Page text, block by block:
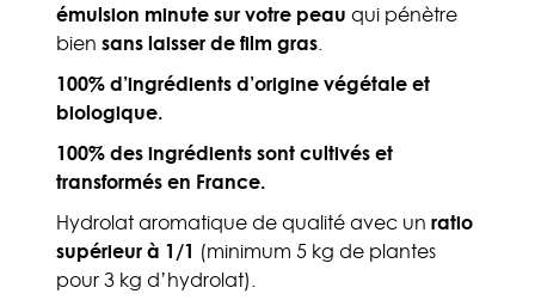
émulsion minute sur votre peau qui pénètre
bien sans laisser de film gras.
100% d’ingrédients d’origine végétale et
biologique.
100% des ingrédients sont cultivés et
transformés en France.
Hydrolat aromatique de qualité avec un ratio
supérieur à 1/1 (minimum 5 kg de plantes
pour 3 kg d’hydrolat).